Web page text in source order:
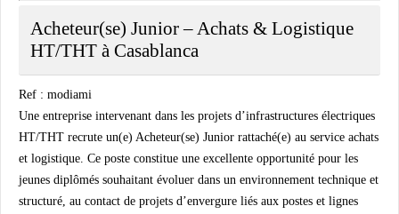
Acheteur(se) Junior – Achats & Logistique
HT/THT à Casablanca
Ref : modiami
Une entreprise intervenant dans les projets d’infrastructures électriques
HT/THT recrute un(e) Acheteur(se) Junior rattaché(e) au service achats
et logistique. Ce poste constitue une excellente opportunité pour les
jeunes diplômés souhaitant évoluer dans un environnement technique et
structuré, au contact de projets d’envergure liés aux postes et lignes